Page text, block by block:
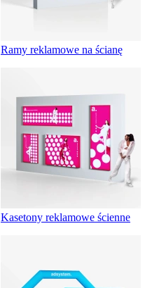
Ramy reklamowe na ścianę
Kasetony reklamowe ścienne